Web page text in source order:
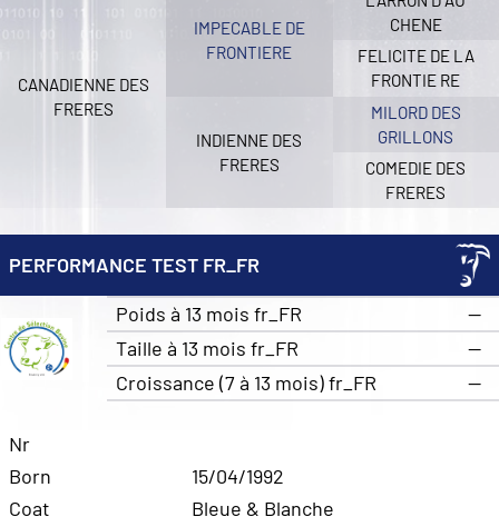
CANADIENNE DES
FRERES
IMPECABLE DE
FRONTIERE
INDIENNE DES
FRERES
CHENE
FELICITE DE LA
FRONTIE RE
MILORD DES
GRILLONS
COMEDIE DES
FRERES
PERFORMANCE TEST FR_FR
Poids à 13 mois fr_FR
—
Taille à 13 mois fr_FR
—
Croissance (7 à 13 mois) fr_FR
—
Nr
Born
15/04/1992
Coat
Bleue & Blanche